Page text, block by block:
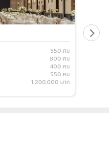
550 คน
800 คน
400 คน
550 คน
1,200,000 บาท